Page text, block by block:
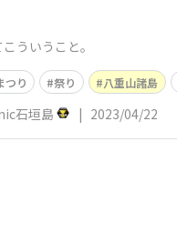
ういうこと。
つり 祭り 八重山諸島
石垣島 | 2023/04/22